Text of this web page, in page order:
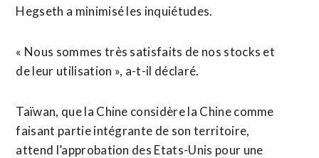
Hegseth a minimisé les inquiétudes.
« Nous sommes très satisfaits de nos stocks et
de leur utilisation », a-t-il déclaré.
Taïwan, que la Chine considère la ​Chine comme
faisant partie intégrante de son territoire,
attend l’approbation des Etats-Unis pour une